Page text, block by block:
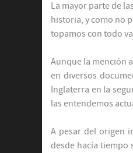
La mayor parte de
historia, y como no
topamos con todo
Aunque la mención
en diversos
Inglaterra en la
las entendemos
A pesar del origen
desde hacía tiempo